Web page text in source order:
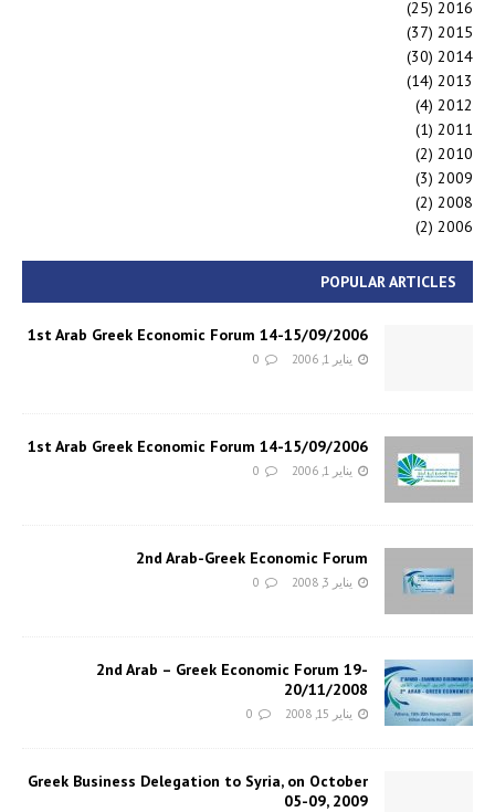
2016
(25)
2015
(37)
2014
(30)
2013
(14)
2012
(4)
2011
(1)
2010
(2)
2009
(3)
2008
(2)
2006
(2)
POPULAR ARTICLES
1st Arab Greek Economic Forum 14-15/09/2006
يناير 1, 2006 0
1st Arab Greek Economic Forum 14-15/09/2006
يناير 1, 2006 0
2nd Arab-Greek Economic Forum
يناير 3, 2008 0
2nd Arab – Greek Economic Forum 19-
20/11/2008
يناير 15, 2008 0
Greek Business Delegation to Syria, on October
05-09, 2009